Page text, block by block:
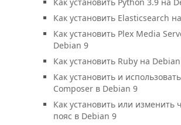
Как установить Elasticsearch
Как установить Plex Media
Debian 9
Как установить Ruby на
Как установить и
Composer в Debian 9
Как установить или изменить
пояс в Debian 9